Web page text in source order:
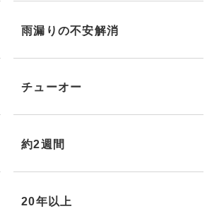
雨漏りの不安解消
チューオー
約2週間
20年以上